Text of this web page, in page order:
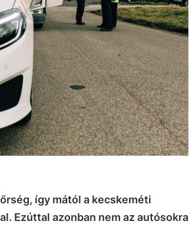
így mától a kecskeméti
Ezúttal azonban nem az autósokra